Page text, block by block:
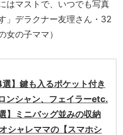
はマストで、いつでも写真
」デラクナー友理さん・32
の子ママ）
選】鍵も入るポケット付き
ンシャン、フェイラーetc.
】ミニバッグ並みの収納
オシャレママの【スマホシ